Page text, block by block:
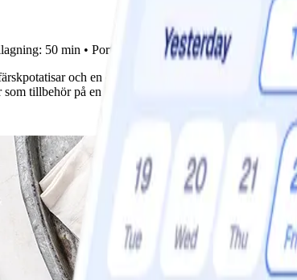
50 min • Portioner: Svårighetsgrad:
Lätt
och en caponata (siciliansk
tillbehör på en buffé. Arrla godast blir den om du gör